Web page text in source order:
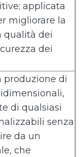
applicata
migliorare la
qualità dei
dei
produzione di
di qualsiasi
senza
da un
che